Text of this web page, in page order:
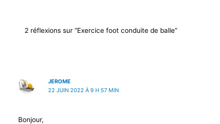
2 réflexions sur “Exercice foot conduite de balle”
JEROME
22 JUIN 2022 À 9 H 57 MIN
Bonjour,